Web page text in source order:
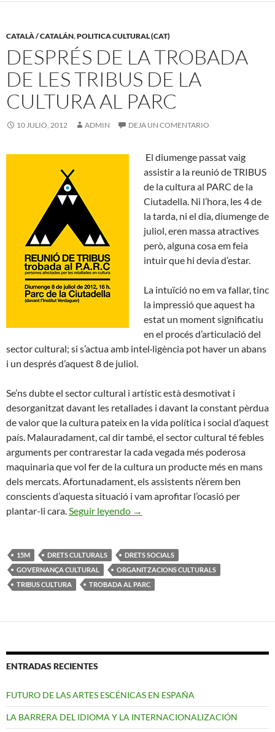
CATALÀ / CATALÁN,POLITICA CULTURAL (CAT)
DESPRÉS DE LA TROBADA
DE LES TRIBUS DE LA
CULTURA AL PARC
10 JULIO, 2012 ADMIN DEJA UN COMENTARIO
El diumenge passat vaig
assistir a la reunió de TRIBUS
de la cultura al PARC de la
Ciutadella. Ni l’hora, les 4 de
la tarda, ni el dia, diumenge de
juliol, eren massa atractives
però, alguna cosa em feia
intuir que hi devia d’estar.
La intuïció no em va fallar, tinc
la impressió que aquest ha
estat un moment significatiu
en el procés d’articulació del
sector cultural; si s’actua amb intel·ligència pot haver un abans
i un després d’aquest 8 de juliol.
Se’ns dubte el sector cultural i artístic està desmotivat i
desorganitzat davant les retallades i davant la constant pèrdua
de valor que la cultura pateix en la vida política i social d’aquest
país. Malauradament, cal dir també, el sector cultural té febles
arguments per contrarestar la cada vegada més poderosa
maquinaria que vol fer de la cultura un producte més en mans
dels mercats. Afortunadament, els assistents n’érem ben
conscients d’aquesta situació i vam aprofitar l’ocasió per
plantar-li cara.Seguir leyendo Després de la Trobada de les
→
15M DRETS CULTURALS
DRETS SOCIALS
GOVERNANÇA CULTURAL
ORGANITZACIONS CULTURALS
TRIBUS CULTURA
TROBADA AL PARC
ENTRADAS RECIENTES
FUTURO DE LAS ARTES ESCÉNICAS EN ESPAÑA
LA BARRERA DEL IDIOMA Y LA INTERNACIONALIZACIÓN